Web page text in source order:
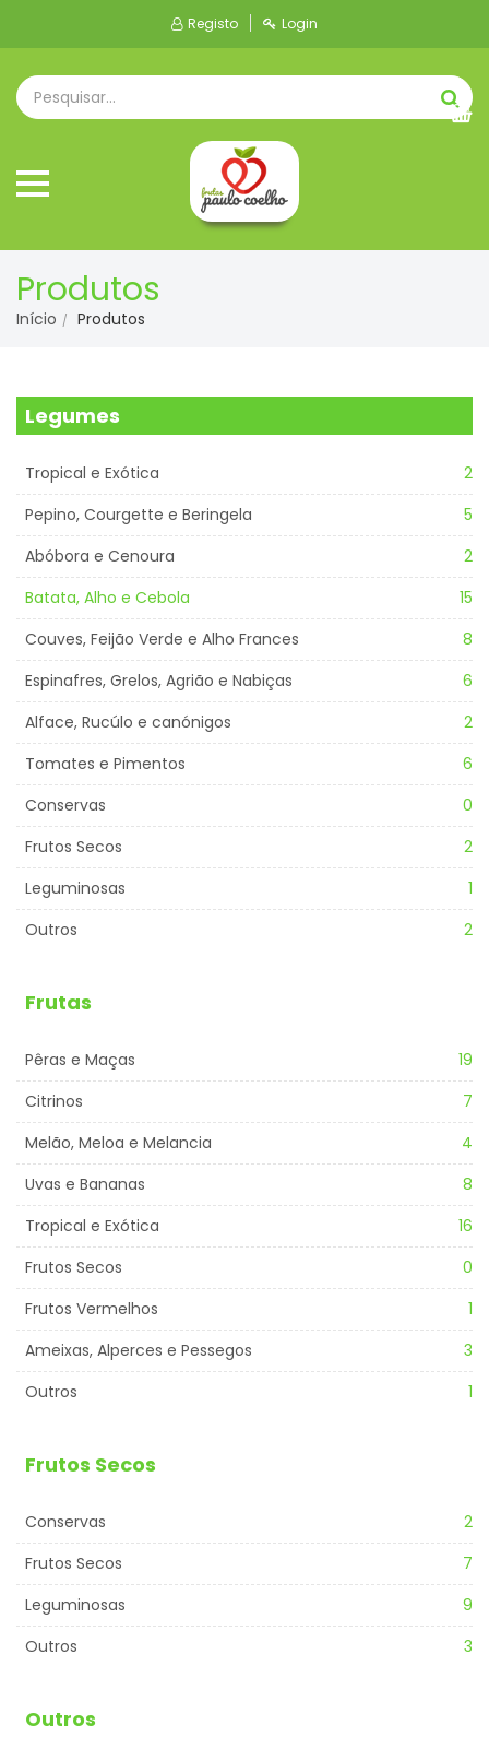
Registo Login
Produtos
Início Produtos
Legumes
Tropical e Exótica
2
Pepino, Courgette e Beringela
5
Abóbora e Cenoura
2
Batata, Alho e Cebola
15
Couves, Feijão Verde e Alho Frances
8
Espinafres, Grelos, Agrião e Nabiças
6
Alface, Rucúlo e canónigos
2
Tomates e Pimentos
6
Conservas
0
Frutos Secos
2
Leguminosas
1
Outros
2
Frutas
Pêras e Maças
19
Citrinos
7
Melão, Meloa e Melancia
4
Uvas e Bananas
8
Tropical e Exótica
16
Frutos Secos
0
Frutos Vermelhos
1
Ameixas, Alperces e Pessegos
3
Outros
1
Frutos Secos
Conservas
2
Frutos Secos
7
Leguminosas
9
Outros
3
Outros